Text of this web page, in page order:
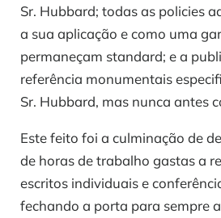
Sr. Hubbard; todas as policies
a sua aplicação e como uma
permaneçam standard; e a
referência monumentais
Sr. Hubbard, mas nunca antes
Este feito foi a culminação de
de horas de trabalho gastas a
escritos individuais e
fechando a porta para sempre